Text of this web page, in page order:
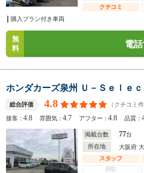
クチコミ
購入プラン付き車両
無
料
電
ホンダカーズ泉州 Ｕ－Ｓｅｌｅ
総合評価 4.8 （クチコミ
接客：4.8 雰囲気：4.7 アフター：4.8 品質：
掲載台数 77台
所在地
大阪府
スタッフ
買取